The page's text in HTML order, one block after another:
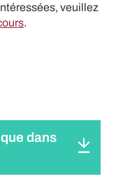
veuillez
.
dans